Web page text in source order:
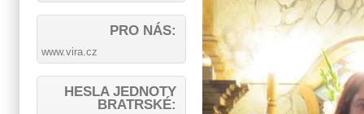
PRO NÁS:
www.vira.cz
HESLA JEDNOTY
BRATRSKÉ: